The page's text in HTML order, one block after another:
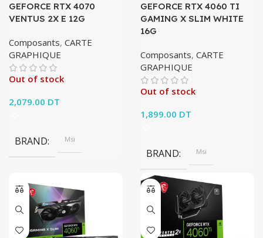
GEFORCE RTX 4070
VENTUS 2X E 12G
Composants, CARTE
GRAPHIQUE
Out of stock
2,079.00 DT
BRAND Msi
GEFORCE RTX 4060 TI
GAMING X SLIM WHITE
16G
Composants, CARTE
GRAPHIQUE
Out of stock
1,899.00 DT
BRAND Msi